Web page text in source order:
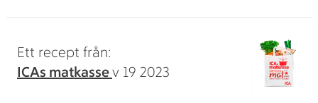
Ett recept från:
ICAs matkassev 19 2023